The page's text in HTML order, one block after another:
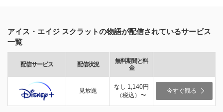
アイス・エイジ スクラットの物語が配信されているサービス
一覧
配信サービス 配信状況
無料期間と料
金
見放題
なし 1,140円
（税込）〜
今すぐ観る